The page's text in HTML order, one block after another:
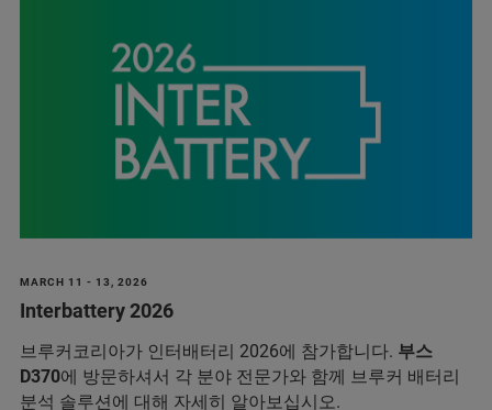
MARCH 11 - 13, 2026
Interbattery 2026
브루커코리아가 인터배터리 2026에 참가합니다. 부스
D370에 방문하셔서 각 분야 전문가와 함께 브루커 배터리
분석 솔루션에 대해 자세히 알아보십시오.